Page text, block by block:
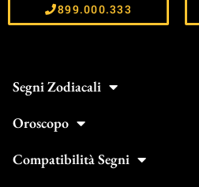
899.000.333
Segni Zodiacali
Oroscopo
Compatibilità Segni